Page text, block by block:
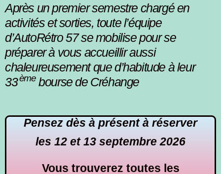
Après un premier semestre chargé en
activités et sorties, toute l’équipe
d’AutoRétro 57 se mobilise pour se
préparer à vous accueillir aussi
chaleureusement que d’habitude à leur
33èmebourse de Créhange
Pensez dès à présent à réserver
les 12 et 13 septembre 2026
Vous trouverez toutes les